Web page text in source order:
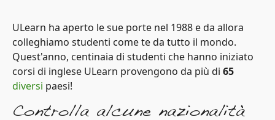
ULearn ha aperto le sue porte nel 1988 e da allora
colleghiamo studenti come te da tutto il mondo.
Quest'anno, centinaia di studenti che hanno iniziato
corsi di inglese ULearn provengono da più di 65
diversi paesi!
Controlla alcune nazionalità